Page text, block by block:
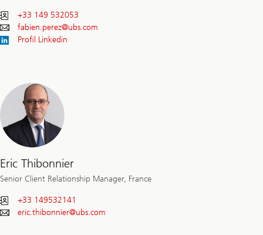
+33 149 532053
fabien.perez@ubs.com
Profil Linkedin
Eric Thibonnier
Senior Client Relationship Manager, France
+33 149532141
eric.thibonnier@ubs.com